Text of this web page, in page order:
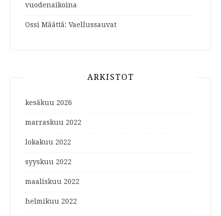
vuodenaikoina
Ossi Määttä: Vaellussauvat
ARKISTOT
kesäkuu 2026
marraskuu 2022
lokakuu 2022
syyskuu 2022
maaliskuu 2022
helmikuu 2022